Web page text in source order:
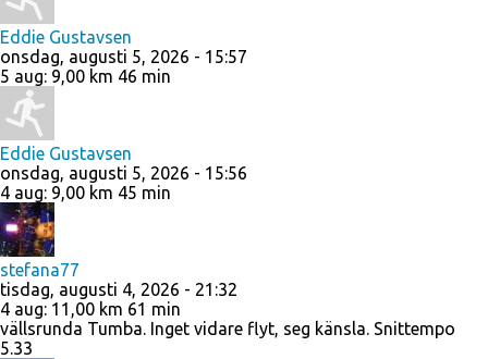
Eddie Gustavsen
onsdag, augusti 5, 2026 - 15:57
5 aug: 9,00 km 46 min
Eddie Gustavsen
onsdag, augusti 5, 2026 - 15:56
4 aug: 9,00 km 45 min
stefana77
tisdag, augusti 4, 2026 - 21:32
4 aug: 11,00 km 61 min
vällsrunda Tumba. Inget vidare flyt, seg känsla. Snittempo
5.33